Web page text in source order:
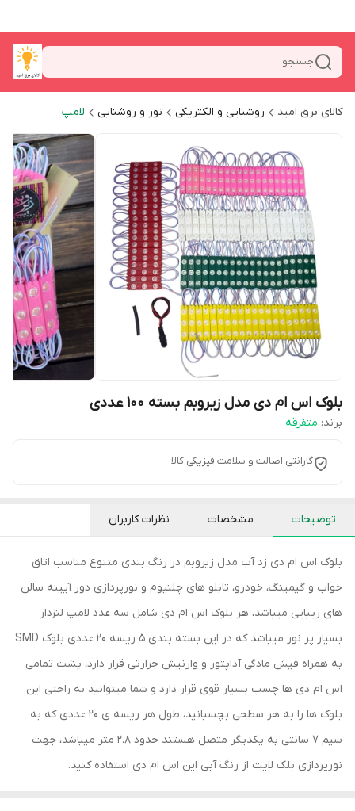
جستجو
کالای برق امید روشنایی و الکتریکی نور و روشنایی لامپ
بلوک اس ام دی مدل زیروبم بسته 100 عددی
برند: متفرقه
گارانتی اصالت و سلامت فیزیکی کالا
توضیحات مشخصات نظرات کاربران
بلوک اس ام دی زد آب مدل زیروبم در رنگ بندی متنوع مناسب اتاق
خواب و گیمینگ، خودرو، تابلو های چلنیوم و نورپردازی دور آیینه سالن
های زیبایی میباشد، هر بلوک اس ام دی شامل سه عدد لامپ لنزدار
بسیار پر نور میباشد که در این بسته بندی 5 ریسه 20 عددی بلوک SMD
به همراه فیش مادگی آداپتور و وارنیش حرارتی قرار دارد، پشت تمامی
اس ام دی ها چسب بسیار قوی قرار دارد و شما میتوانید به راحتی این
بلوک ها را به هر سطحی بچسبانید، طول هر ریسه ی 20 عددی که به
سیم 7 سانتی به یکدیگر متصل هستند حدود 2.8 متر میباشد، جهت
نورپردازی بلک لایت از رنگ آبی این اس ام دی استفاده کنید.